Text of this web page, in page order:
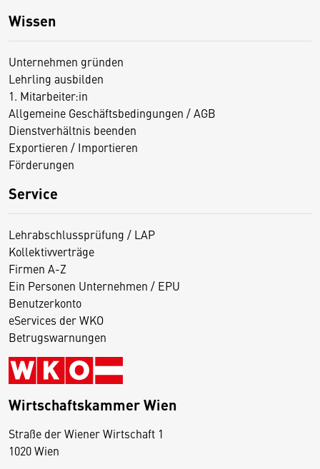
Wissen
Unternehmen gründen
Lehrling ausbilden
1. Mitarbeiter:in
Allgemeine Geschäftsbedingungen / AGB
Dienstverhältnis beenden
Exportieren / Importieren
Förderungen
Service
Lehrabschlussprüfung / LAP
Kollektivverträge
Firmen A-Z
Ein Personen Unternehmen / EPU
Benutzerkonto
eServices der WKO
Betrugswarnungen
Wirtschaftskammer Wien
Straße der Wiener Wirtschaft 1
1020 Wien